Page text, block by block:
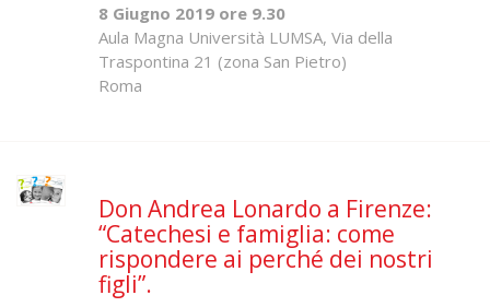
8 Giugno 2019 ore 9.30
Aula Magna Università LUMSA, Via della
Traspontina 21 (zona San Pietro)
Roma
Don Andrea Lonardo a Firenze:
“Catechesi e famiglia: come
rispondere ai perché dei nostri
figli”.